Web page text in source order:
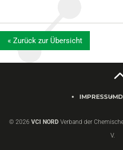
« Zurück zur Übersicht
© 2026 VCI NORD Verband der
V.
IMPRESSUM